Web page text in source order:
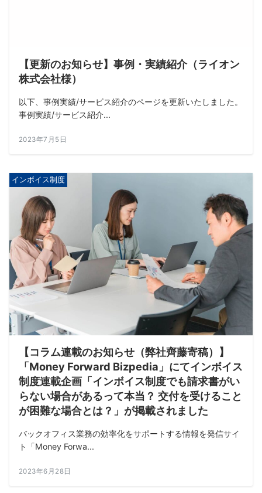
【更新のお知らせ】事例・実績紹介（ライオン
株式会社様）
以下、事例実績/サービス紹介のページを更新いたしました。
事例実績/サービス紹介...
2023年7月5日
インボイス制度
【コラム連載のお知らせ（弊社齊藤寄稿）】
「Money Forward Bizpedia」にてインボイス
制度連載企画「インボイス制度でも請求書がい
らない場合があるって本当？ 交付を受けること
が困難な場合とは？」が掲載されました
バックオフィス業務の効率化をサポートする情報を発信サイ
ト「Money Forwa...
2023年6月28日